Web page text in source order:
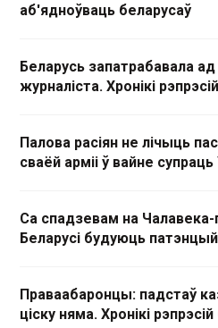
аб'ядноўваць беларусаў
Беларусь запатрабавала
журналіста. Хронікі
Палова расіян не лічыць
сваёй арміі ў вайне супраць
Са спадзевам на
Беларусі будуюць
Праваабаронцы: падстаў
ціску няма. Хронікі